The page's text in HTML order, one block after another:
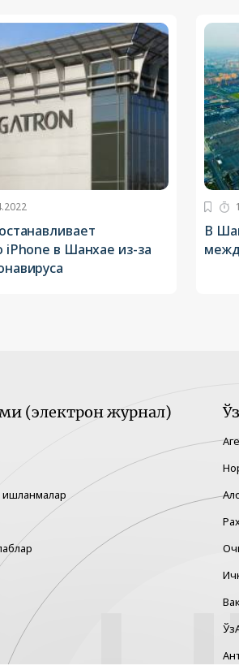
iPhone в Шанхае из-за
В
(электрон журнал)
ишланмалар